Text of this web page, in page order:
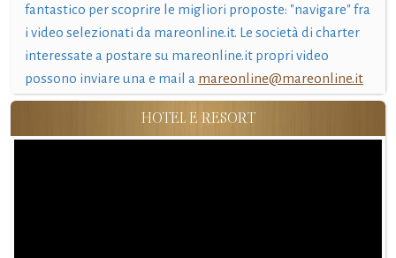
fantastico per scoprire le migliori proposte: "navigare" fra
i video selezionati da mareonline.it. Le società di charter
interessate a postare su mareonline.it propri video
possono inviare una e mail a mareonline@mareonline.it
HOTEL E RESORT